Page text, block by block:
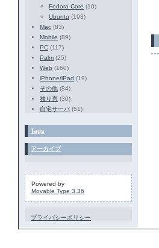
Fedora Core (10)
Ubuntu (193)
Mac (83)
Mobile (89)
PC (117)
Palm (25)
Web (160)
iPhone/iPad (19)
その他 (84)
独り言 (30)
自宅サーバ (51)
Tags
アーカイブ
Powered by
Movable Type 3.36
プライバシーポリシー